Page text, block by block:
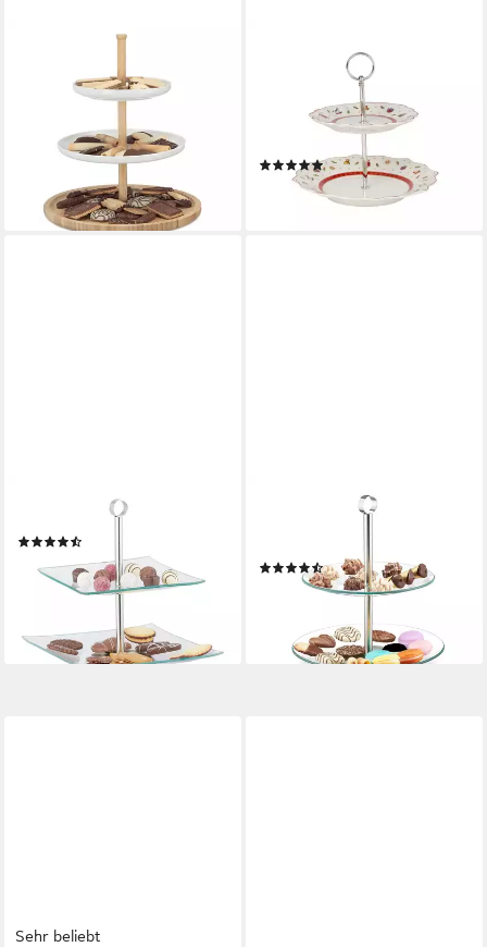
Bambus, 3
lieferbar - in 2-3 Werktagen bei dir
Etagere Toy's Delight kleine
Etagere, Porzellan, (1-tlg),
Premium Porcelain, 1 Stck,
Handwäsche empfohlen
(10)
ab 70,25 €
lieferbar - in 2-3 Werktagen bei dir
Etagere 2 stufig, Glas
17,99 € UVP39,99 €
lieferbar - in 2-3 Werktagen bei dir
Etagere 2 Etage, Glas, (2-tlg.,
2-teiliges Etagere-Set)
(8)
15,99 € UVP39,99 €
lieferbar - in 2-3 Werktagen bei dir
Sehr beliebt